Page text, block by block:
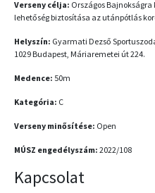
Verseny célja: Országos
lehetőség biztosítása az utánpótlás
Helyszín: Gyarmati Dezső
1029 Budapest, Máriaremetei út 224.
Medence: 50m
Kategória: C
Verseny minősítése: Open
MÚSZ engedélyszám: 2022/108
Kapcsolat